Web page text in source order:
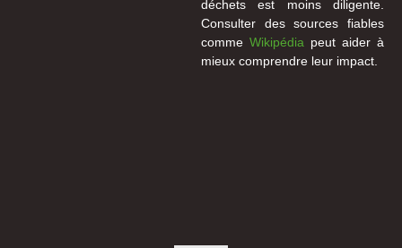
déchets est moins diligente.
Consulter des sources fiables
comme Wikipédia peut aider à
mieux comprendre leur impact.